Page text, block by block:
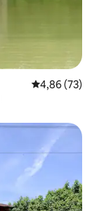
4,86 av 5 i
4,86 (73)